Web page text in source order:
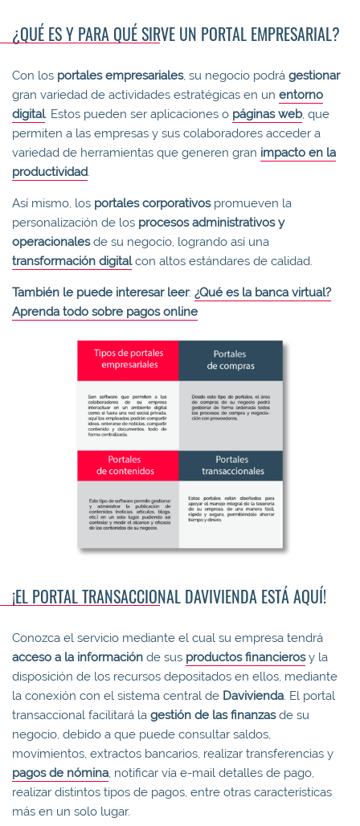
¿QUÉ ES Y PARA QUÉ SIRVE UN PORTAL EMPRESARIAL?
Con los portales empresariales, su negocio podrá gestionar
gran variedad de actividades estratégicas en un entorno
digital. Estos pueden ser aplicaciones o páginas web, que
permiten a las empresas y sus colaboradores acceder a
variedad de herramientas que generen gran impacto en la
productividad.
Así mismo, los portales corporativospromueven la
personalización de los procesos administrativos y
operacionalesde su negocio, logrando así una
transformación digitalcon altos estándares de calidad.
También le puede interesar leer: ¿Qué es la banca virtual?
Aprenda todo sobre pagos online
¡EL PORTAL TRANSACCIONAL DAVIVIENDA ESTÁ AQUÍ!
Conozca el servicio mediante el cual su empresa tendrá
acceso a la información de sus productos financierosy la
disposición de los recursos depositados en ellos, mediante
la conexión con el sistema central de Davivienda. El portal
transaccional facilitará la gestión de las finanzasde su
negocio, debido a que puede consultar saldos,
movimientos, extractos bancarios, realizar transferencias y
pagos de nómina, notificar vía e-mail detalles de pago,
realizar distintos tipos de pagos, entre otras características
más en un solo lugar.